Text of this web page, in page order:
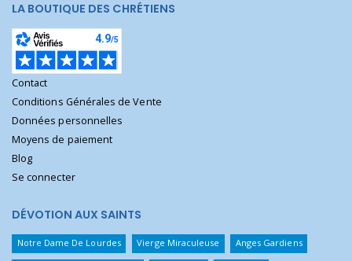
LA BOUTIQUE DES CHRÉTIENS
Contact
Conditions Générales de Vente
Données personnelles
Moyens de paiement
Blog
Se connecter
DÉVOTION AUX SAINTS
Notre Dame De Lourdes Vierge Miraculeuse Anges Gardiens